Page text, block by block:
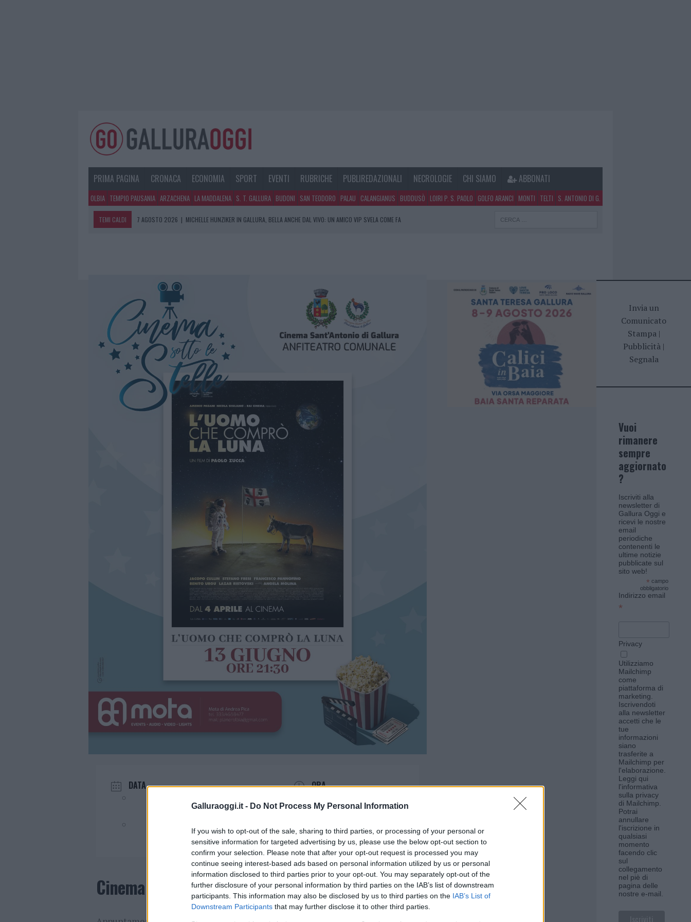
Galluraoggi.it - Do Not Process My Personal Information
If you wish to opt-out of the sale, sharing to third parties, or processing of your personal or
sensitive information for targeted advertising by us, please use the below opt-out section to
confirm your selection. Please note that after your opt-out request is processed you may
continue seeing interest-based ads based on personal information utilized by us or personal
information disclosed to third parties prior to your opt-out. You may separately opt-out of the
further disclosure of your personal information by third parties on the IAB’s list of downstream
participants. This information may also be disclosed by us to third parties on the IAB’s List of
Downstream Participants that may further disclose it to other third parties.
PRIMA PAGINA CRONACA ECONOMIA SPORT EVENTI RUBRICHE PUBLIREDAZIONALI NECROLOGIE CHI SIAMO ABBONATI
OLBIA TEMPIO PAUSANIA ARZACHENA LA MADDALENA S. T. GALLURA BUDONI SAN TEODORO PALAU CALANGIANUS BUDDUSÒ LOIRI P. S. PAOLO GOLFO ARANCI MONTI TELTI S. ANTONIO DI G.
TEMI CALDI 7 AGOSTO 2026 | MICHELLE HUNZIKER IN GALLURA, BELLA ANCHE DAL VIVO: UN AMICO VIP SVELA COME FA
LE PREVISIONI METEO PER IL WEEKEND A OLBIA E IN GALLURA
DATA ORA
Cinema sotto le stelle a Sant’Antonio di Gallura
Invia un
Comunicato
Stampa|
Pubblicità |
Segnala
Vuoi
rimanere
sempre
aggiornato
?
Iscriviti alla
newsletter di
Gallura Oggi e
ricevi le nostre
email
periodiche
contenenti le
ultime notizie
pubblicate sul
sito web!
* campo
obbligatorio
Indirizzo email
*
Privacy
Utilizziamo
Mailchimp
come
piattaforma di
marketing.
Iscrivendoti
alla newsletter
accetti che le
tue
informazioni
siano
trasferite a
Mailchimp per
l'elaborazione.
Leggi qui
l'informativa
sulla privacy
di Mailchimp.
Potrai
annullare
l'iscrizione in
qualsiasi
momento
facendo clic
sul
collegamento
nel piè di
pagina delle
nostre e-mail.